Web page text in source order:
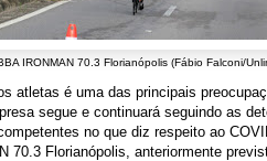
IRONMAN 70.3 Florianópolis (Fábio Falconi/
atletas é uma das principais
segue e continuará seguindo as
no que diz respeito ao
70.3 Florianópolis, anteriormente